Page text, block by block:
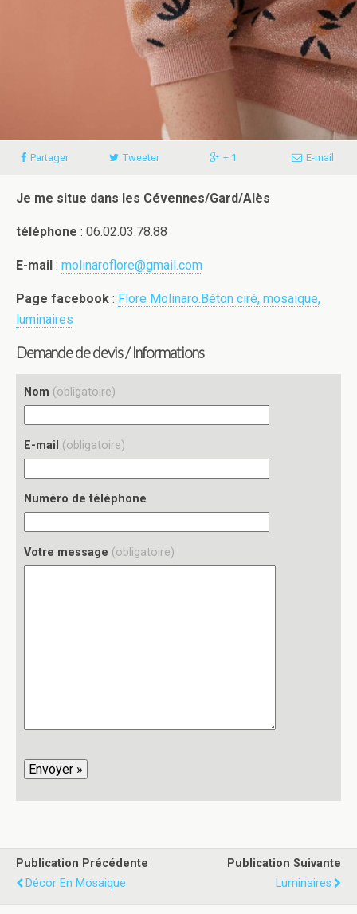
Partager Tweeter + 1 E-mail
Je me situe dans les Cévennes/Gard/Alès
téléphone : 06.02.03.78.88
E-mail : molinaroflore@gmail.com
Page facebook : Flore Molinaro.Béton ciré, mosaique,
luminaires
Demande de devis / Informations
Nom (obligatoire)
E-mail (obligatoire)
Numéro de téléphone
Votre message (obligatoire)
Publication Précédente
Décor En Mosaique
Publication Suivante
Luminaires